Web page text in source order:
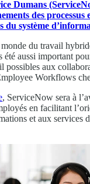
Dumans
des processus
du système
du travail
été aussi important
possibles aux
Workflows
, ServiceNow sera à
en facilitant
et aux services